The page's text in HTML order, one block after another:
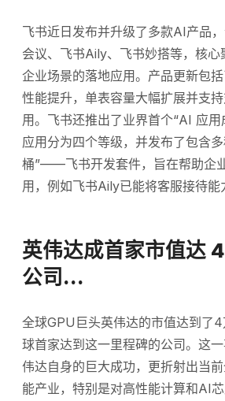
飞书近日发布并升级了多款AI产品
会议、飞书Aily、飞书妙搭等，核
企业场景的落地应用。产品更新包
性能提升，单表容量大幅扩展并支
用。飞书还推出了业界首个“AI 应
应用分为四个等级，并发布了包含
桶”——飞书开发套件，旨在帮助企
用，例如飞书Aily已能将客服接待能
英伟达成首家市值达
公司…
全球GPU巨头英伟达的市值达到了
球首家达到这一里程碑的公司。这
伟达自身的巨大成功，更折射出当
能产业，特别是对高性能计算和AI